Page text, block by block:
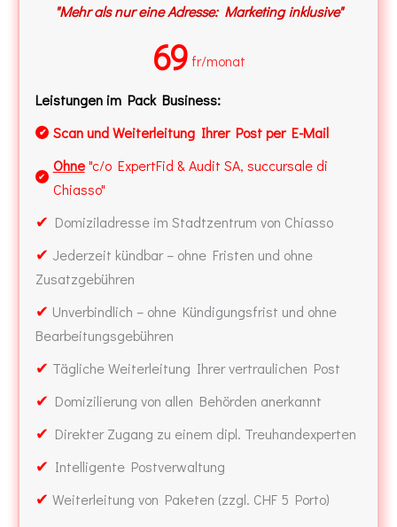
"Mehr als nur eine Adresse: Marketing inklusive"
69 fr/monat
Leistungen im Pack Business:
✔ Scan und Weiterleitung Ihrer Post per E-Mail
✔
Ohne"c/o ExpertFid & Audit SA, succursale di
Chiasso"
✔ Domiziladresse im Stadtzentrum von Chiasso
✔ Jederzeit kündbar – ohne Fristen und ohne
Zusatzgebühren
✔ Unverbindlich – ohne Kündigungsfrist und ohne
Bearbeitungsgebühren
✔ Tägliche Weiterleitung Ihrer vertraulichen Post
✔ Domizilierung von allen Behörden anerkannt
✔ Direkter Zugang zu einem dipl. Treuhandexperten
✔ Intelligente Postverwaltung
✔ Weiterleitung von Paketen (zzgl. CHF 5 Porto)